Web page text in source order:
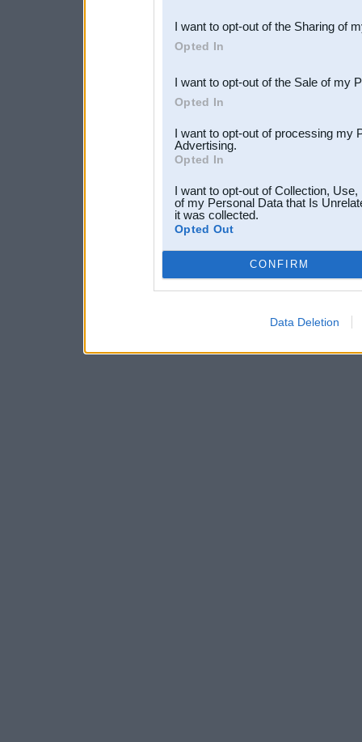
Downstream Participants
third parties.
I want to opt-out of the Sharing of
Opted In
I want to opt-out of the Sale of my
Opted In
I want to opt-out of processing my
Advertising.
Opted In
I want to opt-out of Collection,
of my Personal Data that Is
it was collected.
Opted Out
CONFIRM
Data Deletion